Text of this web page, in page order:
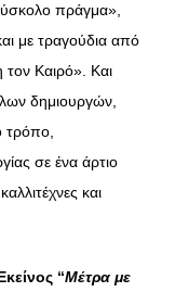
πράγμα»,
με τραγούδια από
τον Καιρό». Και
δημιουργών,
τρόπο,
σε ένα άρτιο
και
“Mέτρα με